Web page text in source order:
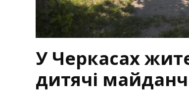
У Черкасах
дитячі